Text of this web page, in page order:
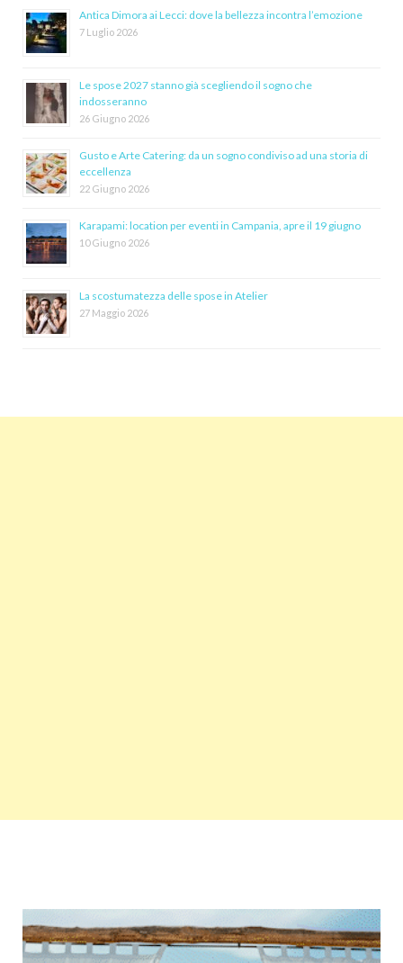
Antica Dimora ai Lecci: dove la bellezza incontra l’emozione
7 Luglio 2026
Le spose 2027 stanno già scegliendo il sogno che
indosseranno
26 Giugno 2026
Gusto e Arte Catering: da un sogno condiviso ad una storia di
eccellenza
22 Giugno 2026
Karapami: location per eventi in Campania, apre il 19 giugno
10 Giugno 2026
La scostumatezza delle spose in Atelier
27 Maggio 2026